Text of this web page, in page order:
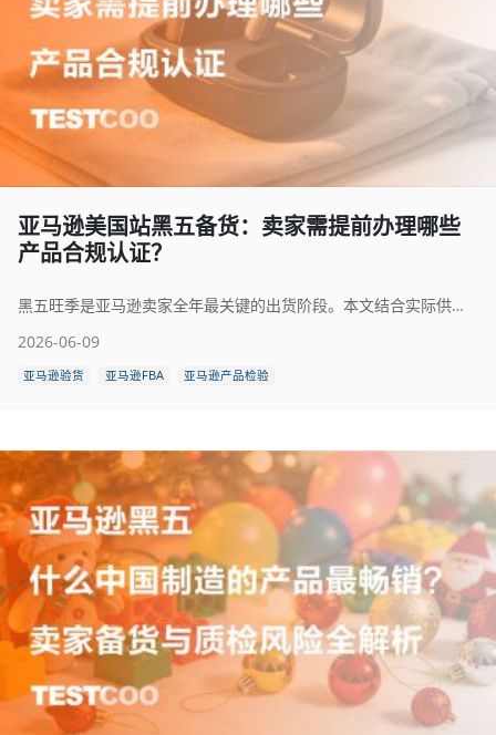
亚马逊美国站黑五备货：卖家需提前办理哪些
产品合规认证？
黑五旺季是亚马逊卖家全年最关键的出货阶段。本文结合实际供应链质量管理经验，解析出口美国常见产品认证要求、亚马逊FBA验货流程以及出货前检验中的高风险问题，帮助企业提前规避合规与入仓风险。
2026-06-09
亚马逊验货 亚马逊FBA 亚马逊产品检验